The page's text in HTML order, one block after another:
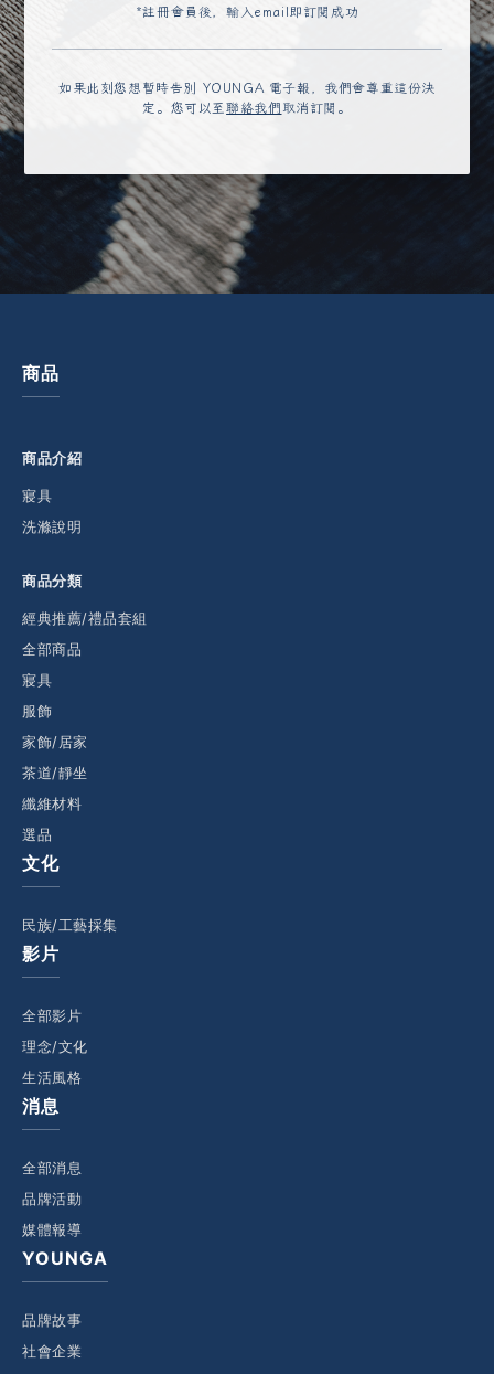
*註冊會員後，輸入email即訂閱成功
如果此刻您想暫時告別 YOUNGA 電子報，我們會尊重這份決
定。您可以至聯絡我們取消訂閱。
商品
商品介紹
寢具
洗滌說明
商品分類
經典推薦/禮品套組
全部商品
寢具
服飾
家飾/居家
茶道/靜坐
纖維材料
選品
文化
民族/工藝採集
影片
全部影片
理念/文化
生活風格
消息
全部消息
品牌活動
媒體報導
YOUNGA
品牌故事
社會企業